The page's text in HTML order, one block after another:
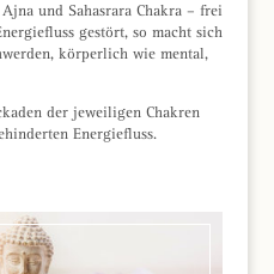
und Sahasrara Chakra – frei
gestört, so macht sich
körperlich wie mental,
der jeweiligen Chakren
Energiefluss.